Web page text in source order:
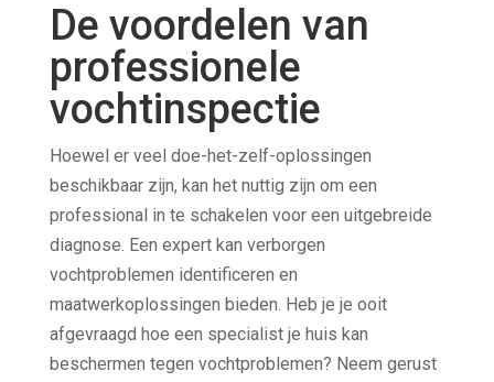
De voordelen van
professionele
vochtinspectie
Hoewel er veel doe-het-zelf-oplossingen
beschikbaar zijn, kan het nuttig zijn om een
professional in te schakelen voor een uitgebreide
diagnose. Een expert kan verborgen
vochtproblemen identificeren en
maatwerkoplossingen bieden. Heb je je ooit
afgevraagd hoe een specialist je huis kan
beschermen tegen vochtproblemen? Neem gerust